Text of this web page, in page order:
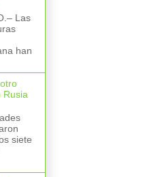
Las
han
Rusia
siete